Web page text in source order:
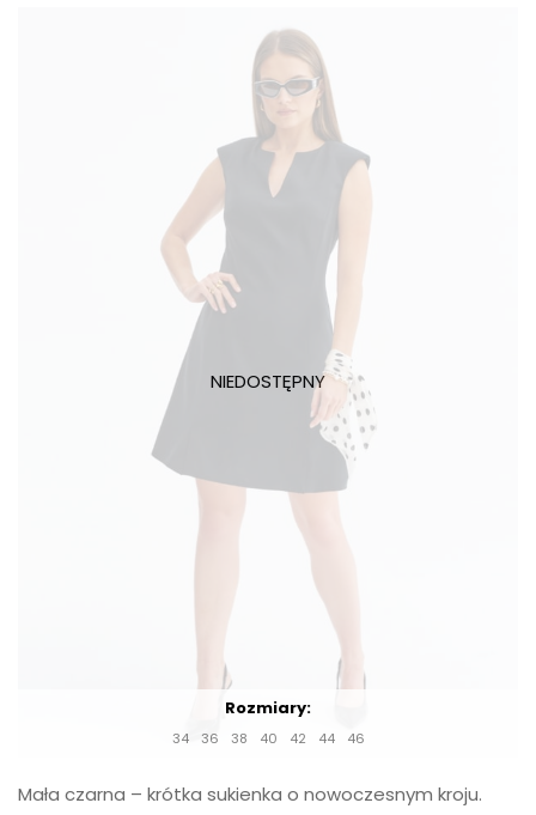
Rozmiary:
34 36 38 40 42 44 46
Mała czarna – krótka sukienka o nowoczesnym kroju.